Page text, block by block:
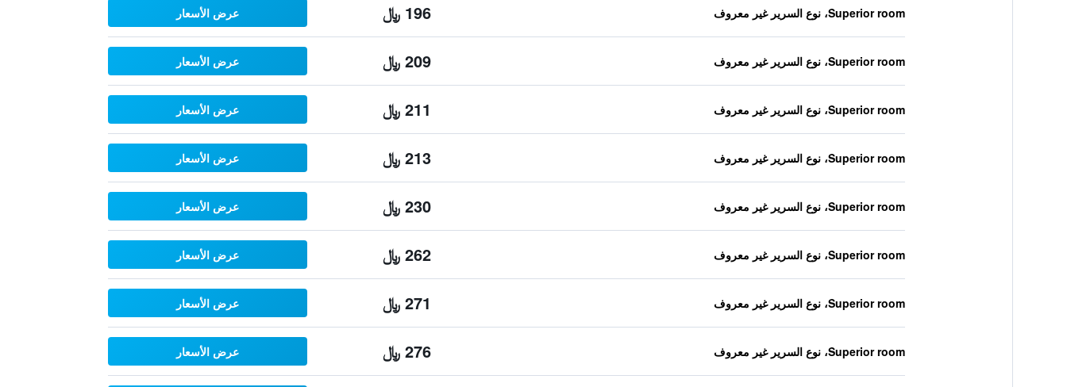
Superior room، نوع السرير غير معروف 196 ﷼ عرض الأسعار
Superior room، نوع السرير غير معروف 209 ﷼ عرض الأسعار
Superior room، نوع السرير غير معروف 211 ﷼ عرض الأسعار
Superior room، نوع السرير غير معروف 213 ﷼ عرض الأسعار
Superior room، نوع السرير غير معروف 230 ﷼ عرض الأسعار
Superior room، نوع السرير غير معروف 262 ﷼ عرض الأسعار
Superior room، نوع السرير غير معروف 271 ﷼ عرض الأسعار
Superior room، نوع السرير غير معروف 276 ﷼ عرض الأسعار